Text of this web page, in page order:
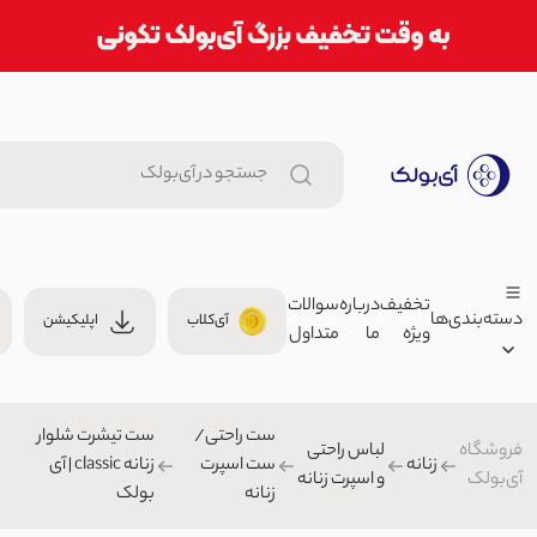
شلوار زنانه طرح دار | آی بولک
دسته‌بندی‌ها
زنانه
مردانه
تخفیف
ویژه
درباره
ما
سوالات
متداول
آی‌کلاب اپلیکیشن
فروشگاه
آی‌بولک
زنانه
لباس راحتی
و اسپرت زنانه
ست راحتی/
ست اسپرت
زنانه
ست تیشرت شلوار
زنانه classic | آی
بولک